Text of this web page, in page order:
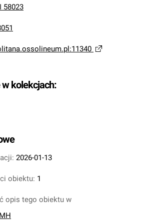
58023
kolekcjach:
2026-01-13
obiektu: 1
opis tego obiektu w